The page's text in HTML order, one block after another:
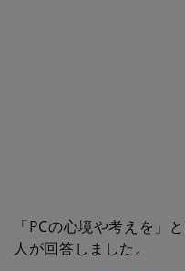
「PCの心境や考えを」
人が回答しました。